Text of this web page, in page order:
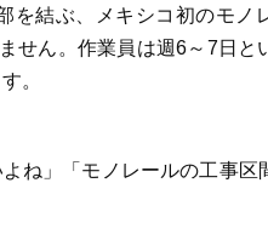
を結ぶ、メキシコ初のモノ
せん。作業員は週6～7日と
。
ね」「モノレールの工事区